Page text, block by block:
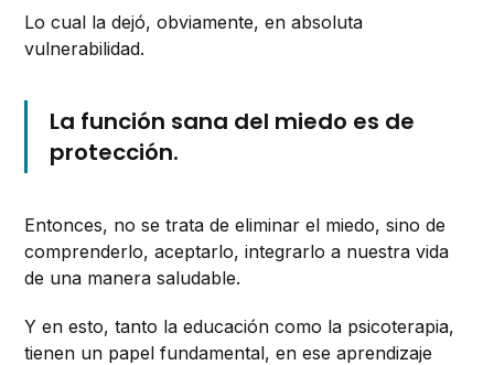
Lo cual la dejó, obviamente, en absoluta
vulnerabilidad.
La función sana del miedo es de
protección.
Entonces, no se trata de eliminar el miedo, sino de
comprenderlo, aceptarlo, integrarlo a nuestra vida
de una manera saludable.
Y en esto, tanto la educación como la psicoterapia,
tienen un papel fundamental, en ese aprendizaje